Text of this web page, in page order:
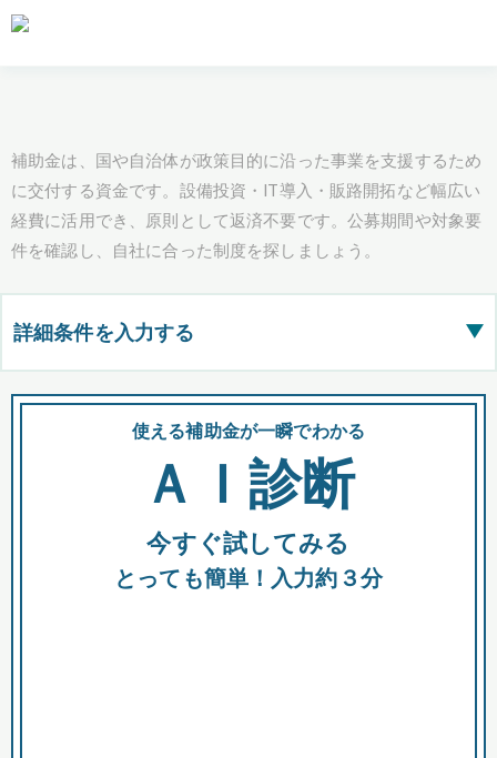
補助金は、国や自治体が政策目的に沿った事業を支援するため
に交付する資金です。設備投資・IT導入・販路開拓など幅広い
経費に活用でき、原則として返済不要です。公募期間や対象要
件を確認し、自社に合った制度を探しましょう。
詳細条件を入力する ▶
都道府県
全国の検索結果を含めて表示
助成金 融資 出資
使える補助金が一瞬でわかる
ＡＩ診断
今すぐ試してみる
とっても簡単！入力約３分